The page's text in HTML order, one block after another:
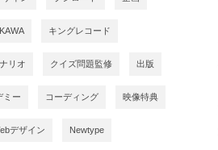
キングレコード
リオ クイズ問題監修 出版
ミー コーディング 映像特典
デザイン Newtype